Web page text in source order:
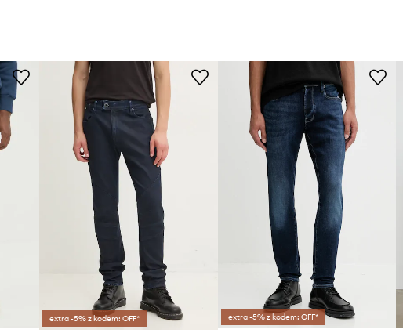
Producent
extra -5% z kodem: OFF* extra -5% z kodem: OFF*